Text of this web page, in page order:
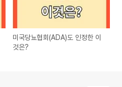
미국당뇨협회(ADA)도 인정한 이
것은?